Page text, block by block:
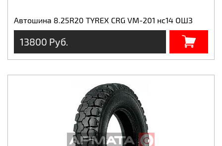
Автошина 8.25R20 TYREX CRG VM-201 нс14 ОШЗ
13800 Руб.